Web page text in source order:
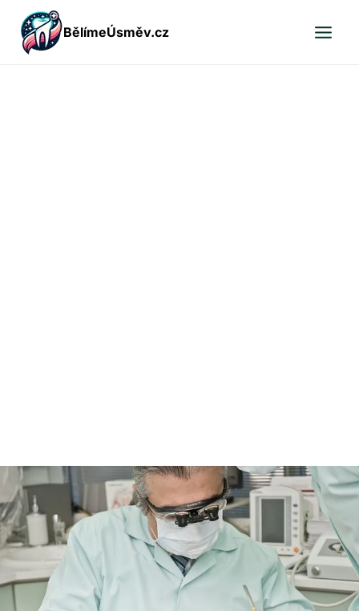
Přeskočit
obsah
BělímeÚsměv.cz